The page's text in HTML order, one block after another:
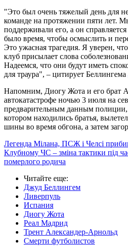
"Это был очень тяжелый день для
команде на протяжении пяти лет.
поддерживали его, а он
было время, чтобы осмыслить и
Это ужасная трагедия. Я уверен,
клуб присылает слова
Надеемся, что они будут иметь
для траура", – цитирует Беллингема
Напомним, Диогу Жота и его брат
автокатастрофе ночью 3 июля на
предварительным данным
котором находились братья,
шины во время обгона, а затем
Легенда Мілана, ПСЖ і Челсі
Клубному ЧС – зміна тактики під
померлого родича
Читайте еще:
Джуд Беллингем
Ливерпуль
Испания
Диогу Жота
Реал Мадрид
Трент Александер-Арнольд
Смерти футболистов